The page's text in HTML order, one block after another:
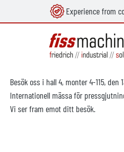
Experience from
Besök oss i hall 4, monter 4-115, den
Internationell mässa för
Vi ser fram emot ditt besök.